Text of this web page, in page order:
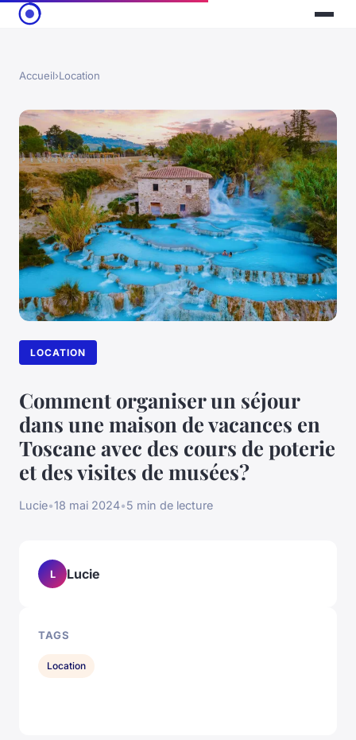
Accueil›Location
LOCATION
Comment organiser un séjour
dans une maison de vacances en
Toscane avec des cours de poterie
et des visites de musées?
Lucie•18 mai 2024•5 min de lecture
L Lucie
TAGS
Location